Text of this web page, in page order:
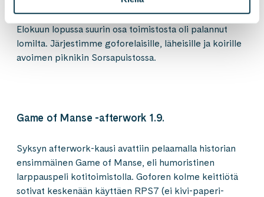
Elokuun lopussa suurin osa toimistosta oli palannut
lomilta. Järjestimme goforelaisille, läheisille ja koirille
avoimen piknikin Sorsapuistossa.
Game of Manse -afterwork 1.9.
Syksyn afterwork-kausi avattiin pelaamalla historian
ensimmäinen Game of Manse, eli humoristinen
larppauspeli kotitoimistolla. Goforen kolme keittiötä
sotivat keskenään käyttäen RPS7 (ei kivi-paperi-